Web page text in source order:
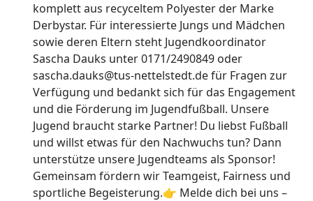
komplett aus recyceltem Polyester der Marke
Derbystar. Für interessierte Jungs und Mädchen
sowie deren Eltern steht Jugendkoordinator
Sascha Dauks unter 0171/2490849 oder
sascha.dauks@tus-nettelstedt.de für Fragen zur
Verfügung und bedankt sich für das Engagement
und die Förderung im Jugendfußball. Unsere
Jugend braucht starke Partner! Du liebst Fußball
und willst etwas für den Nachwuchs tun? Dann
unterstütze unsere Jugendteams als Sponsor!
Gemeinsam fördern wir Teamgeist, Fairness und
sportliche Begeisterung.👉 Melde dich bei uns –